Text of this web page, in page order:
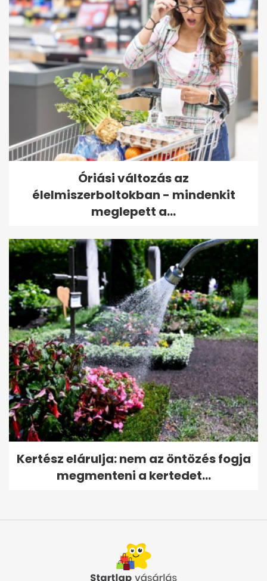
Óriási változás az
élelmiszerboltokban - mindenkit
meglepett a...
Kertész elárulja: nem az öntözés fogja
megmenteni a kertedet...